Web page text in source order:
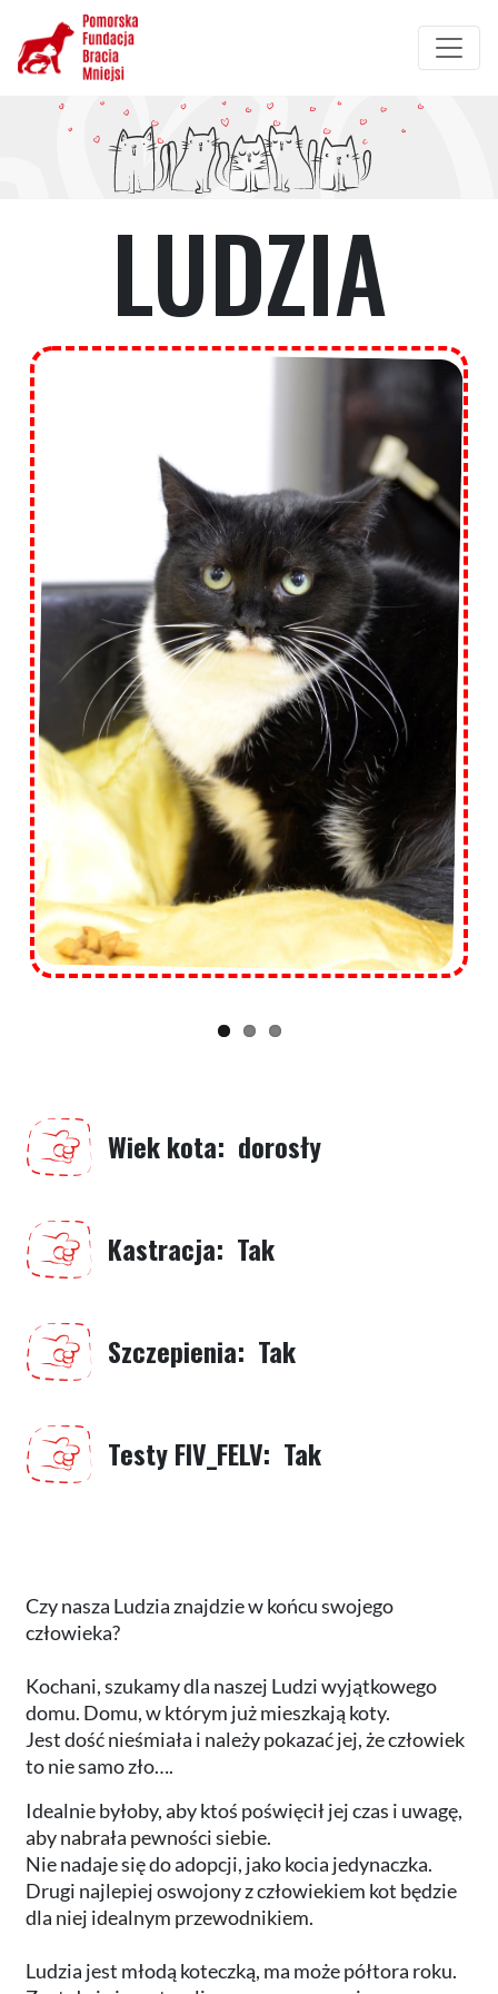
treści
LUDZIA
Wiek kota dorosły
Kastracja Tak
Szczepienia Tak
Testy FIV_FELV Tak
Czy nasza Ludzia znajdzie w końcu swojego
człowieka?
Kochani, szukamy dla naszej Ludzi wyjątkowego
domu. Domu, w którym już mieszkają koty.
Jest dość nieśmiała i należy pokazać jej, że człowiek
to nie samo zło….
Idealnie byłoby, aby ktoś poświęcił jej czas i uwagę,
aby nabrała pewności siebie.
Nie nadaje się do adopcji, jako kocia jedynaczka.
Drugi najlepiej oswojony z człowiekiem kot będzie
dla niej idealnym przewodnikiem.
Ludzia jest młodą koteczką, ma może półtora roku.